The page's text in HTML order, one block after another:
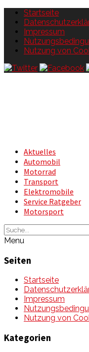
Startseite
Impressum
Nutzung von
Aktuelles
Automobil
Motorrad
Transport
Elektromobile
Service Ratgeber
Motorsport
Menu
Seiten
Startseite
Impressum
Nutzung von
Kategorien